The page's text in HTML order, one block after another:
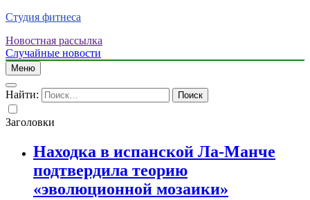
Студия фитнеса
Новостная рассылка
Случайные новости
Меню
Найти:
Заголовки
Находка в испанской Ла-Манче
подтвердила теорию
«эволюционной мозаики»